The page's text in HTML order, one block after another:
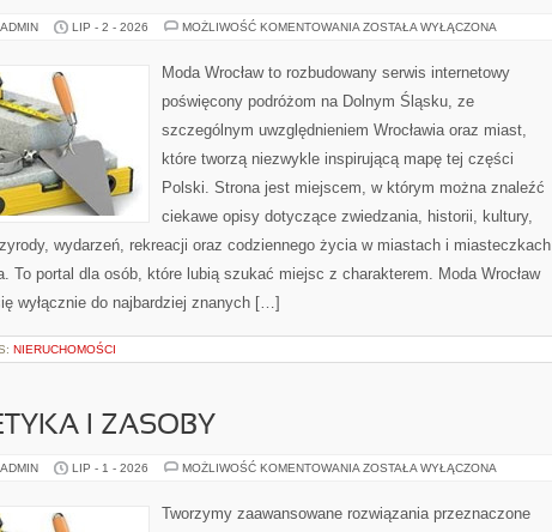
LIP - 2 - 2026 MOŻLIWOŚĆ KOMENTOWANIA ZGORZELEC
ZOSTAŁA WYŁĄCZONA
Moda Wrocław to rozbudowany serwis internetowy
poświęcony podróżom na Dolnym Śląsku, ze
szczególnym uwzględnieniem Wrocławia oraz miast,
które tworzą niezwykle inspirującą mapę tej części
Polski. Strona jest miejscem, w którym można znaleźć
ciekawe opisy dotyczące zwiedzania, historii, kultury,
wydarzeń, rekreacji oraz codziennego życia w miastach i miasteczkach
To portal dla osób, które lubią szukać miejsc z charakterem. Moda Wrocław
wyłącznie do najbardziej znanych […]
NIERUCHOMOŚCI
I ZASOBY
LIP - 1 - 2026 MOŻLIWOŚĆ KOMENTOWANIA ENERGETYKA
ZOSTAŁA WYŁĄCZONA
Tworzymy zaawansowane rozwiązania przeznaczone